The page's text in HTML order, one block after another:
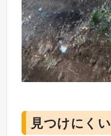
見つけにくい